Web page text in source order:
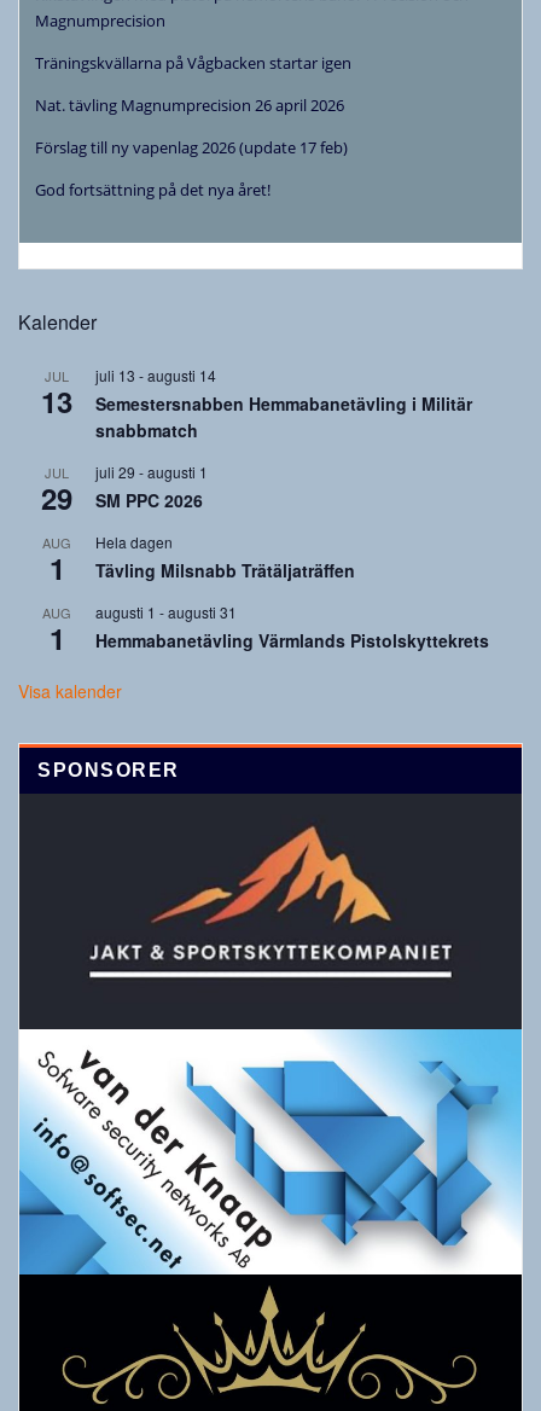
Magnumprecision
Träningskvällarna på Vågbacken startar igen
Nat. tävling Magnumprecision 26 april 2026
Förslag till ny vapenlag 2026 (update 17 feb)
God fortsättning på det nya året!
Kalender
JUL
13
juli 13 -augusti 14
Semestersnabben Hemmabanetävling i Militär
snabbmatch
JUL
29
juli 29 -augusti 1
SM PPC 2026
AUG
1
Hela dagen
Tävling Milsnabb Trätäljaträffen
AUG
1
augusti 1 -augusti 31
Hemmabanetävling Värmlands Pistolskyttekrets
Visa kalender
SPONSORER